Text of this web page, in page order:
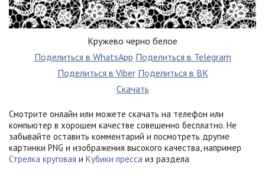
Кружево черно белое
Поделиться в WhatsApp Поделиться в Telegram
Поделиться в Viber Поделиться в ВК
Скачать
Смотрите онлайн или можете скачать на телефон или
компьютер в хорошем качестве совешенно бесплатно. Не
забывайте оставить комментарий и посмотреть другие
картинки PNG и изображения высокого качества, например
Стрелка круговая и Кубики пресса из раздела